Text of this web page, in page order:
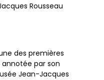
Rousseau
des premières
par son
Jean-Jacques